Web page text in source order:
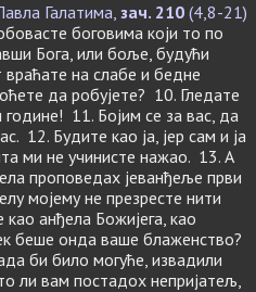
Галатима, зач. 210 (4,8-21)
боговима који то по
Бога, или боље, будући
на слабе и бедне
да робујете? 10. Гледате
11. Бојим се за вас, да
12. Будите као ја, јер сам и ја
ми не учинисте нажао. 13. А
проповедах јеванђеље први
мојему не презресте нити
анђела Божијега, као
беше онда ваше блаженство?
би било могуће, извадили
ли вам постадох непријатељ,